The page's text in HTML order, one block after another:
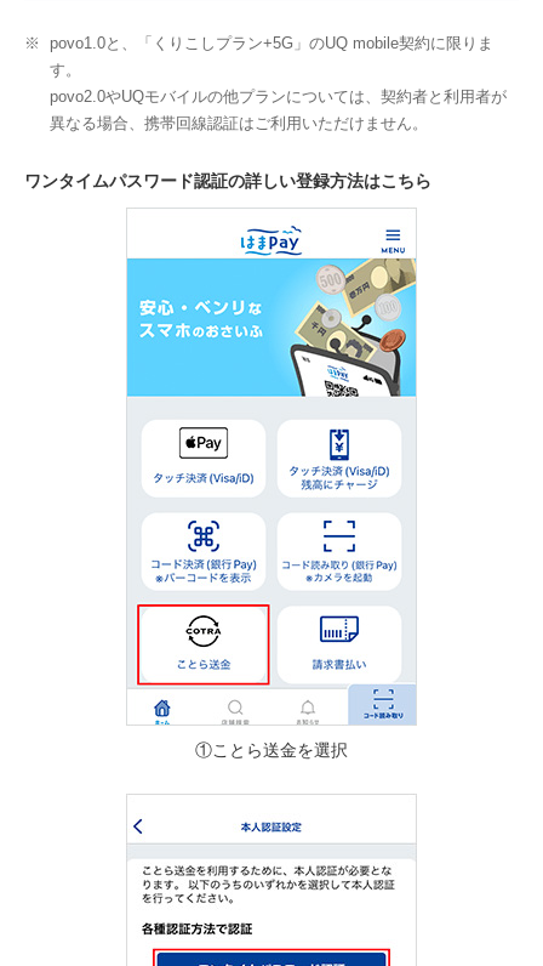
※
povo1.0と、「くりこしプラン+5G」のUQ mobile契約に限りま
す。
povo2.0やUQモバイルの他プランについては、契約者と利用者が
異なる場合、携帯回線認証はご利用いただけません。
ワンタイムパスワード認証の詳しい登録方法はこちら
①ことら送金を選択